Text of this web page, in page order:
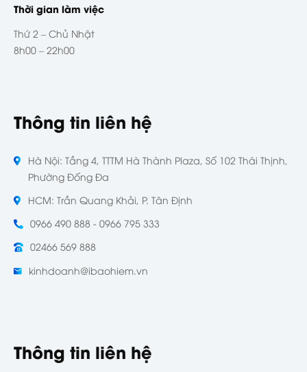
Thời gian làm việc
Thứ 2 – Chủ Nhật
8h00 – 22h00
Thông tin liên hệ
Hà Nội: Tầng 4, TTTM Hà Thành Plaza, Số 102 Thái Thịnh,
Phường Đống Đa
HCM: Trần Quang Khải, P. Tân Định
0966 490 888 - 0966 795 333
02466 569 888
kinhdoanh@ibaohiem.vn
Thông tin liên hệ